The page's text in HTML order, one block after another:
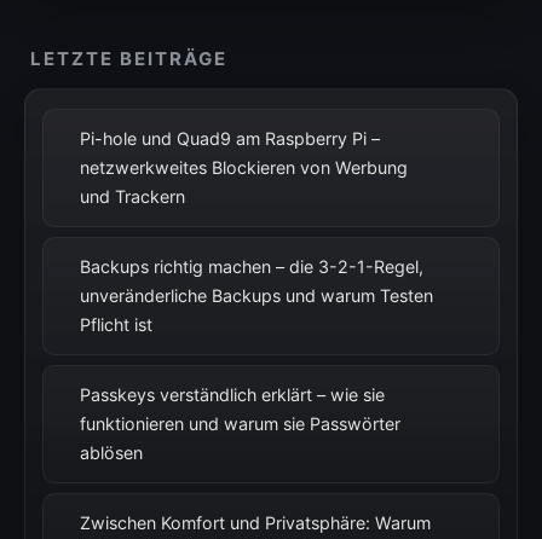
LETZTE BEITRÄGE
Pi-hole und Quad9 am Raspberry Pi –
netzwerkweites Blockieren von Werbung
und Trackern
Backups richtig machen – die 3-2-1-Regel,
unveränderliche Backups und warum Testen
Pflicht ist
Passkeys verständlich erklärt – wie sie
funktionieren und warum sie Passwörter
ablösen
Zwischen Komfort und Privatsphäre: Warum